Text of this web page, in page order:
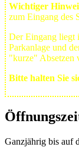
Wichtiger
zum Eingang des
Der Eingang liegt
Park­anlage und
"kurze" Absetzen
Bitte halten Sie
Ganzjährig bis auf